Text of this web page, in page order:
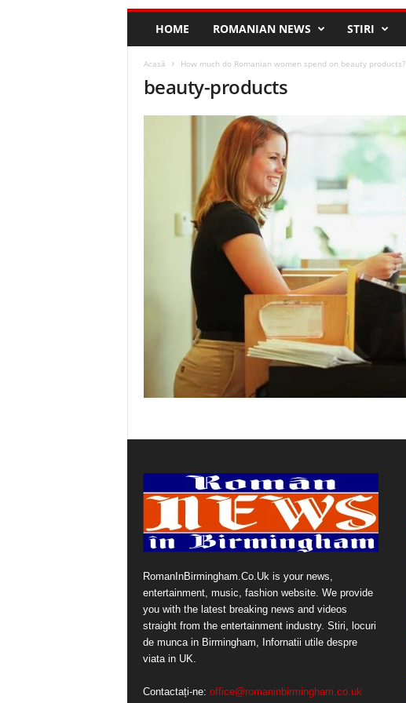
HOME ROMANIAN NEWS STIRI
Acasă How much do Romanian women spend on beauty products?
beauty-products
RomanInBirmingham.Co.Uk is your news,
entertainment, music, fashion website. We provide
you with the latest breaking news and videos
straight from the entertainment industry. Stiri, locuri
de munca in Birmingham, Infornatii utile despre
viata in UK.
Contactați-ne: office@romaninbirmingham.co.uk